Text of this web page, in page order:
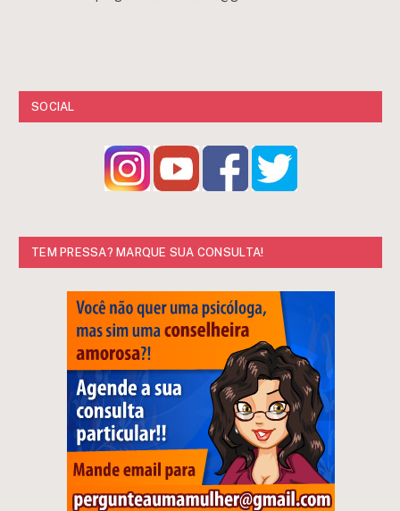
SOCIAL
TEM PRESSA? MARQUE SUA CONSULTA!